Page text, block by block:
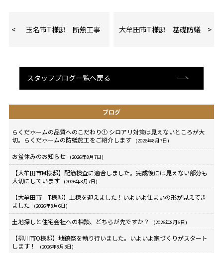
玉名市T様邸 断熱工事 大牟田市T様邸 基礎防蟻
スタッフブログ一覧へ戻る
ブログ
らくだホームの品質へのこだわり① シロアリ対策は見えないところが大
切。らくだホームの防蟻施工をご紹介します
(2026年8月7日)
お盆休みのお知らせ (2026年8月7日)
【大牟田市M様邸】配筋検査に適合しました。完成後には見えない部分も
大切にしています
(2026年8月7日)
【大牟田市 T様邸】上棟を迎えました！いよいよ住まいの形が見えてき
ました
(2026年8月6日)
土地探しと住宅会社への相談、どちらが先ですか？ (2026年8月6日)
【柳川市O様邸】地鎮祭を執り行いました。いよいよ家づくりがスタート
します！
(2026年8月3日)